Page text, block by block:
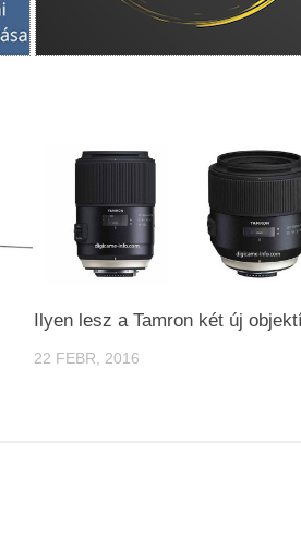
Ilyen lesz a Tamron két új
22 FEBR, 2016